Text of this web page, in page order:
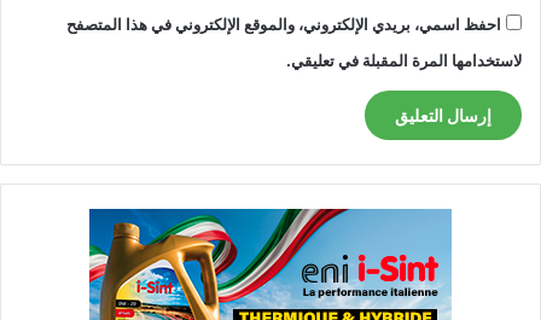
احفظ اسمي، بريدي الإلكتروني، والموقع الإلكتروني في هذا المتصفح
لاستخدامها المرة المقبلة في تعليقي.